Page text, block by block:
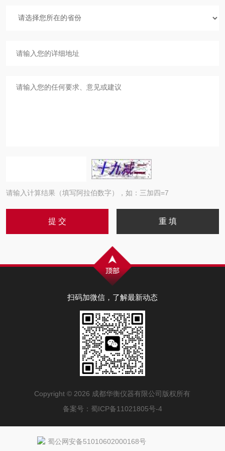
请输入计算结果（填写阿拉伯数字），如：三加四=7
扫码加微信，了解最新动态
Copyright © 2026 成都华衡仪器有限公司版权所有
备案号： 蜀ICP备11021805号-4
蜀公网安备51010602000168号